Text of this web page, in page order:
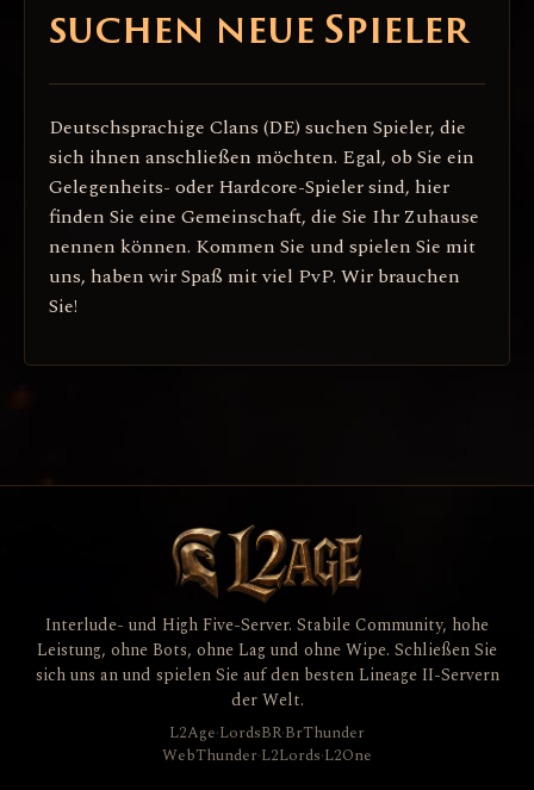
suchen neue Spieler
Deutschsprachige Clans (DE) suchen Spieler, die
sich ihnen anschließen möchten. Egal, ob Sie ein
Gelegenheits- oder Hardcore-Spieler sind, hier
finden Sie eine Gemeinschaft, die Sie Ihr Zuhause
nennen können. Kommen Sie und spielen Sie mit
uns, haben wir Spaß mit viel PvP. Wir brauchen
Sie!
Interlude- und High Five-Server. Stabile Community, hohe
Leistung, ohne Bots, ohne Lag und ohne Wipe. Schließen Sie
sich uns an und spielen Sie auf den besten Lineage II-Servern
der Welt.
L2Age·LordsBR·BrThunder
WebThunder·L2Lords·L2One